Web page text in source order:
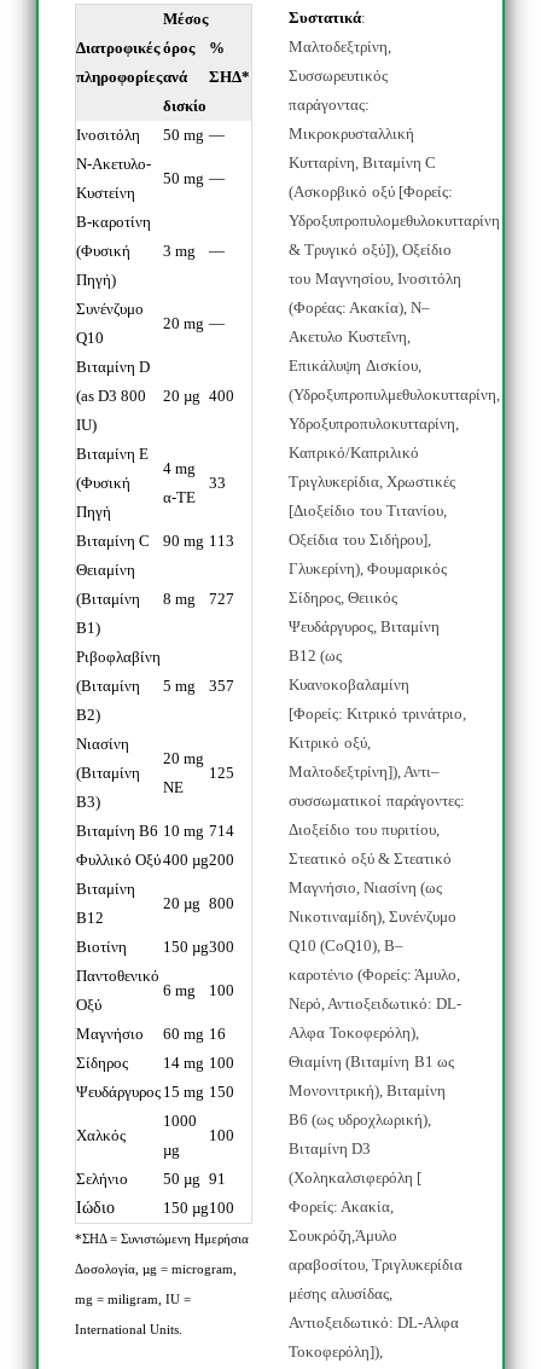
Διατροφικές
πληροφορίες
Μέσος
όρος
ανά
δισκίο
%
ΣΗΔ*
Ινοσιτόλη 50 mg —
Ν-Ακετυλο-
Κυστείνη
50 mg —
Β-καροτίνη
(Φυσική
Πηγή)
3 mg —
Συνένζυμο
Q10
20 mg —
Βιταμίνη D
(as D3 800
IU)
20 µg 400
Βιταμίνη E
(Φυσική
Πηγή
4 mg
α-TE
33
Βιταμίνη C 90 mg 113
Θειαμίνη
(Βιταμίνη
Β1)
8 mg 727
Ριβοφλαβίνη
(Βιταμίνη
Β2)
5 mg 357
Νιασίνη
(Βιταμίνη
Β3)
20 mg
NE
125
Βιταμίνη B6 10 mg 714
Φυλλικό Οξύ400 µg200
Βιταμίνη
B12
20 µg 800
Βιοτίνη 150 µg300
Παντοθενικό
Οξύ
6 mg 100
Μαγνήσιο 60 mg 16
Σίδηρος
14 mg 100
Ψευδάργυρος 15 mg 150
Χαλκός
1000
µg
100
Σελήνιο 50 µg 91
Ιώδιο
150 µg100
*ΣΗΔ = Συνιστώμενη Ημερήσια
Δοσολογία, µg = microgram,
mg = miligram, IU =
International Units.
Συστατικά:
Μαλτοδεξτρίνη
Συσσωρευτικός
παράγοντας:
Μικροκρυσταλλική
Κυτταρίνη Βιταμίνη C
(Ασκορβικό οξύ [Φορείς:
Υδροξυπροπυλομεθυλοκυτταρίνη
& Τρυγικό οξύ]), Οξείδιο
του Μαγνησίου Ινοσιτόλη
(Φορέας: Ακακία), Ν–
Ακετυλο Κυστεΐνη
Επικάλυψη Δισκίου
(Υδροξυπροπυλμεθυλοκυτταρίνη
Υδροξυπροπυλοκυτταρίνη
Καπρικό/Καπριλικό
Τριγλυκερίδια Χρωστικές
[Διοξείδιο του Τιτανίου
Οξείδια του Σιδήρου],
Γλυκερίνη), Φουμαρικός
Σίδηρος Θειικός
Ψευδάργυρος Βιταμίνη
Β12 (ως
Κυανοκοβαλαμίνη
[Φορείς: Κιτρικό τρινάτριο
Κιτρικό οξύ
Μαλτοδεξτρίνη]), Αντι–
συσσωματικοί παράγοντες:
Διοξείδιο του πυριτίου
Στεατικό οξύ & Στεατικό
Μαγνήσιο Νιασίνη (ως
Νικοτιναμίδη), Συνένζυμο
Q10 (CoQ10), Β–
καροτένιο (Φορείς: Άμυλο
Νερό Αντιοξειδωτικό: DL-
Αλφα Τοκοφερόλη),
Θιαμίνη (Βιταμίνη Β1 ως
Μονονιτρική), Βιταμίνη
Β6 (ως υδροχλωρική),
Βιταμίνη D3
(Χοληκαλσιφερόλη [
Φορείς: Ακακία
Σουκρόζη Άμυλο
αραβοσίτου Τριγλυκερίδια
μέσης αλυσίδας
Αντιοξειδωτικό: DL-Αλφα
Τοκοφερόλη]),